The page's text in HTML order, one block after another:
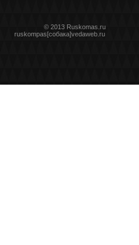
© 2013 Ruskomas.ru
ruskompas[собака]vedaweb.ru